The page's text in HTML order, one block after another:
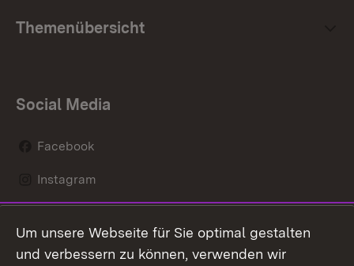
Themenübersicht
Social Media
Facebook
Instagram
Social Wall
Um unsere Webseite für Sie optimal gestalten
und verbessern zu können, verwenden wir